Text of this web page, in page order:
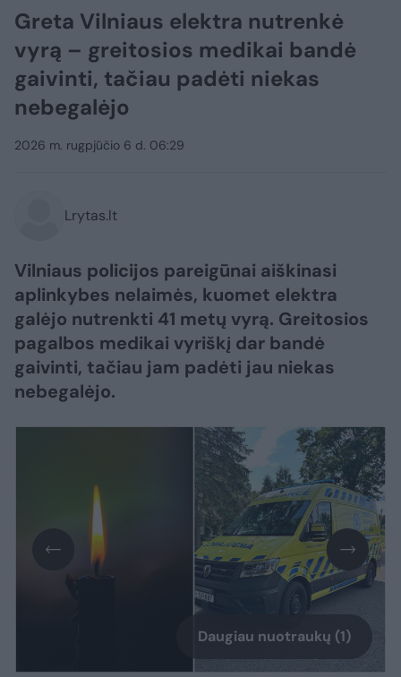
Greta Vilniaus elektra nutrenkė
vyrą – greitosios medikai bandė
gaivinti, tačiau padėti niekas
nebegalėjo
2026 m. rugpjūčio 6 d. 06:29
Lrytas.lt
Vilniaus policijos pareigūnai aiškinasi
aplinkybes nelaimės, kuomet elektra
galėjo nutrenkti 41 metų vyrą. Greitosios
pagalbos medikai vyriškį dar bandė
gaivinti, tačiau jam padėti jau niekas
nebegalėjo.
Daugiau nuotraukų (1)